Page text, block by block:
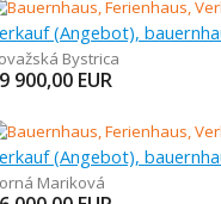
Bystrica
900,00 EUR
Mariková